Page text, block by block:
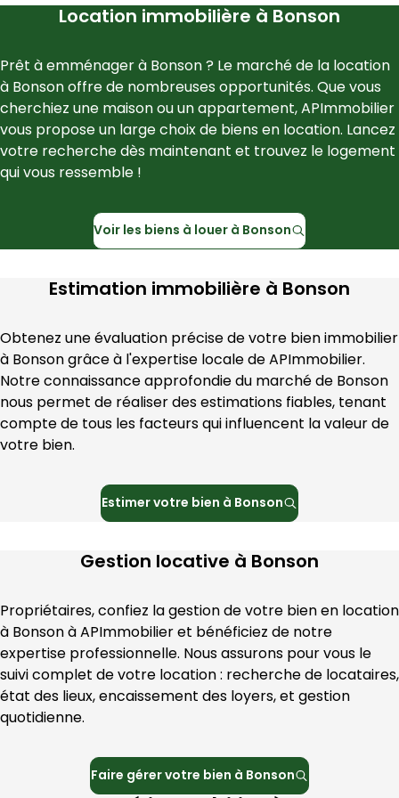
Location immobilière à Bonson
Prêt à emménager à Bonson ? Le marché de la location
à Bonson offre de nombreuses opportunités. Que vous
cherchiez une maison ou un appartement, APImmobilier
vous propose un large choix de biens en location. Lancez
votre recherche dès maintenant et trouvez le logement
qui vous ressemble !
Voir les biens à louer à Bonson
Estimation immobilière à Bonson
Obtenez une évaluation précise de votre bien immobilier
à Bonson grâce à l'expertise locale de APImmobilier.
Notre connaissance approfondie du marché de Bonson
nous permet de réaliser des estimations fiables, tenant
compte de tous les facteurs qui influencent la valeur de
votre bien.
Estimer votre bien à Bonson
Gestion locative à Bonson
Propriétaires, confiez la gestion de votre bien en location
à Bonson à APImmobilier et bénéficiez de notre
expertise professionnelle. Nous assurons pour vous le
suivi complet de votre location : recherche de locataires,
état des lieux, encaissement des loyers, et gestion
quotidienne.
Faire gérer votre bien à Bonson